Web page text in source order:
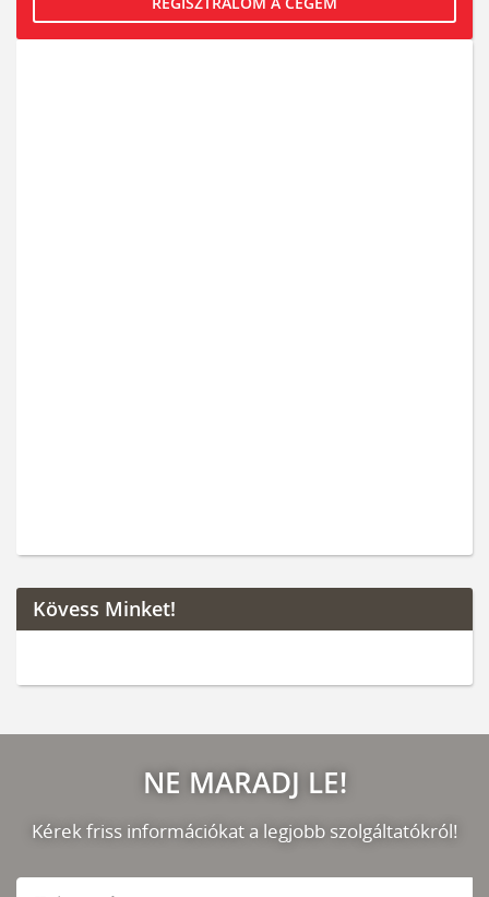
Kövess Minket!
NE MARADJ LE!
Kérek friss információkat a legjobb szolgáltatókról!